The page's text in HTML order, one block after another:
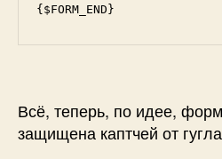
{$FORM_END}
Всё, теперь, по идее,
защищена каптчей от